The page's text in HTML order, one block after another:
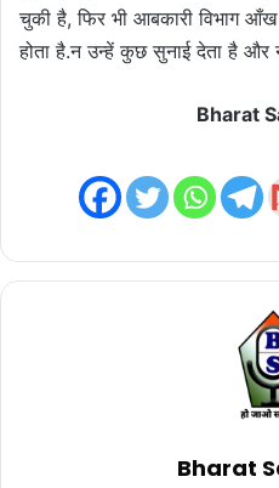
चुकी है, फिर भी आबकारी विभाग
होता है.न उन्हें कुछ सुनाई देता है और
Bharat
Bharat